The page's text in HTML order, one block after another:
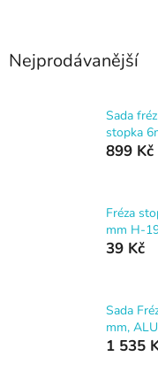
Nejprodávanější
Sada
stopka
899 Kč
Fréza
mm H-
39 Kč
Sada
mm,
1 535